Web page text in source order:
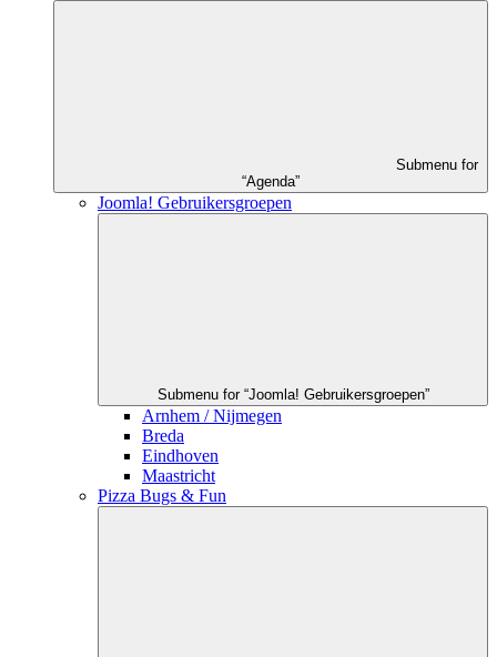
Submenu for
“Agenda”
Joomla! Gebruikersgroepen
Submenu for “Joomla! Gebruikersgroepen”
Arnhem / Nijmegen
Breda
Eindhoven
Maastricht
Pizza Bugs & Fun